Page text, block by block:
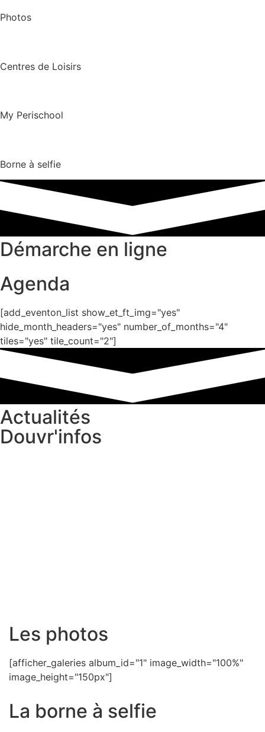
Photos
Centres de Loisirs
My Perischool
Borne à selfie
Démarche en ligne
Agenda
[add_eventon_list show_et_ft_img="yes"
hide_month_headers="yes" number_of_months="4"
tiles="yes" tile_count="2"]
Actualités
Douvr'infos
Les photos
[afficher_galeries album_id="1" image_width="100%"
image_height="150px"]
La borne à selfie